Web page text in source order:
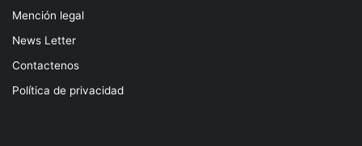
Mención legal
News Letter
Contactenos
Política de privacidad